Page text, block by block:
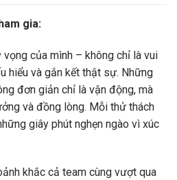
gia:
vọng của mình – không chỉ là vui
hiểu và gắn kết thật sự. Những
đơn giản chỉ là vận động, mà
và đồng lòng. Mỗi thử thách
giây phút nghẹn ngào vì xúc
khắc cả team cùng vượt qua